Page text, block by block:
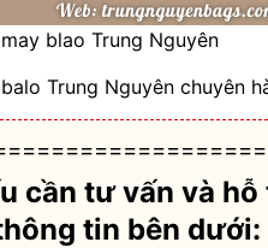
blao Trung Nguyên
Trung Nguyên chuyên
cần tư vấn và
tin bên dưới: